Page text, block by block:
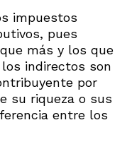
impuestos
pues
más y los que
indirectos son
por
su riqueza o sus
entre los